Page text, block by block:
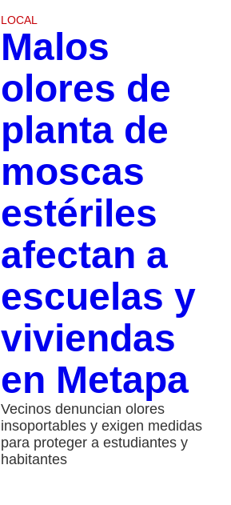
LOCAL
Malos
olores de
planta de
moscas
estériles
afectan a
escuelas y
viviendas
en Metapa
Vecinos denuncian olores
insoportables y exigen medidas
para proteger a estudiantes y
habitantes